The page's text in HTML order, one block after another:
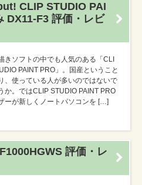
CLIP STUDIO PAI
DX11-F3 評価・レビ
きソフトの中でも人気のある「CLI
PAINT PRO」。国産ということ
、使っている人が多いのではないで
か。ではCLIP STUDIO PAINT PRO
ーが新しくノートパソコンを […]
評価・レ